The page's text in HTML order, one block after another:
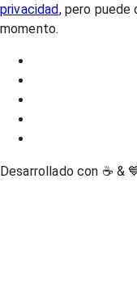
privacidad, pero puede
momento.
Desarrollado con ☕ &